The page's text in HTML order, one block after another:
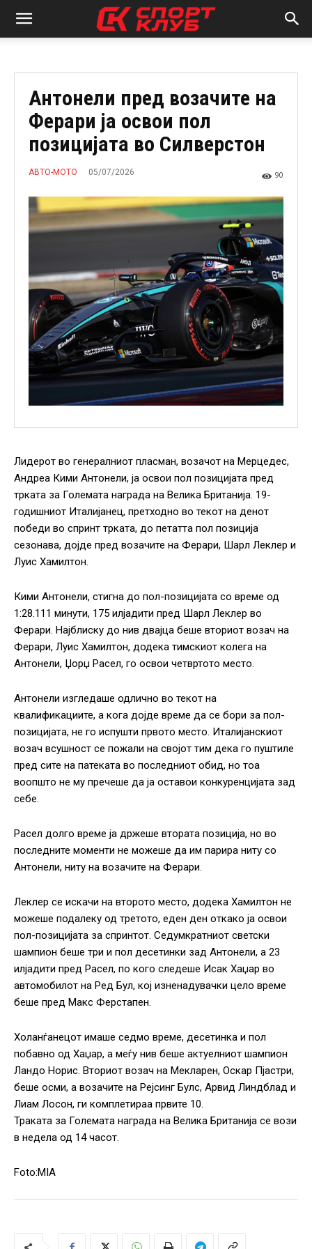
Антонели пред возачите на
Ферари ја освои пол
позицијата во Силверстон
АВТО-МОТО 05/07/2026 90
Лидерот во генералниот пласман, возачот на Мерцедес,
Андреа Кими Антонели, ја освои пол позицијата пред
трката за Големата награда на Велика Британија. 19-
годишниот Италијанец, претходно во текот на денот
победи во спринт трката, до петатта пол позиција
сезонава, дојде пред возачите на Ферари, Шарл Леклер и
Луис Хамилтон.
Кими Антонели, стигна до пол-позицијата со време од
1:28.111 минути, 175 илјадити пред Шарл Леклер во
Ферари. Најблиску до нив двајца беше вториот возач на
Ферари, Луис Хамилтон, додека тимскиот колега на
Антонели, Џорџ Расел, го освои четвртото место.
Антонели изгледаше одлично во текот на
квалификациите, а кога дојде време да се бори за пол-
позицијата, не го испушти првото место. Италијанскиот
возач всушност се пожали на својот тим дека го пуштиле
пред сите на патеката во последниот обид, но тоа
воопшто не му пречеше да ја оставои конкуренцијата зад
себе.
Расел долго време ја држеше втората позиција, но во
последните моменти не можеше да им парира ниту со
Антонели, ниту на возачите на Ферари.
Леклер се искачи на второто место, додека Хамилтон не
можеше подалеку од третото, еден ден откако ја освои
пол-позицијата за спринтот. Седумкратниот светски
шампион беше три и пол десетинки зад Антонели, а 23
илјадити пред Расел, по кого следеше Исак Хаџар во
автомобилот на Ред Бул, кој изненадувачки цело време
беше пред Макс Ферстапен.
Холанѓанецот имаше седмо време, десетинка и пол
побавно од Хаџар, а меѓу нив беше актуелниот шампион
Ландо Норис. Вториот возач на Мекларен, Оскар Пјастри,
беше осми, а возачите на Рејсинг Булс, Арвид Линдблад и
Лиам Лосон, ги комплетираа првите 10.
Траката за Големата награда на Велика Британија се вози
в недела од 14 часот.
Foto:MIA